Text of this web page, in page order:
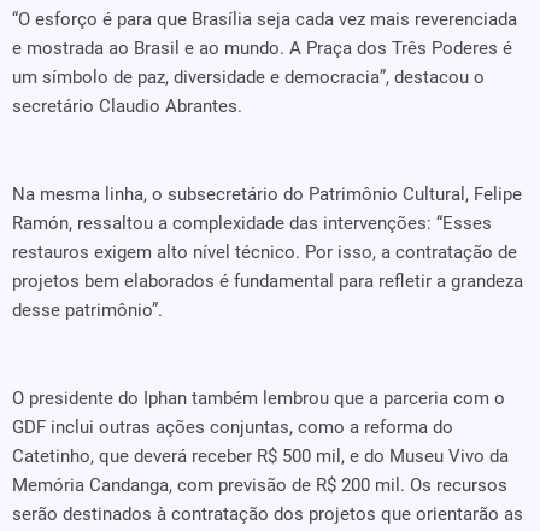
“O esforço é para que Brasília seja cada vez mais reverenciada
e mostrada ao Brasil e ao mundo. A Praça dos Três Poderes é
um símbolo de paz, diversidade e democracia”, destacou o
secretário Claudio Abrantes.
Na mesma linha, o subsecretário do Patrimônio Cultural, Felipe
Ramón, ressaltou a complexidade das intervenções: “Esses
restauros exigem alto nível técnico. Por isso, a contratação de
projetos bem elaborados é fundamental para refletir a grandeza
desse patrimônio”.
O presidente do Iphan também lembrou que a parceria com o
GDF inclui outras ações conjuntas, como a reforma do
Catetinho, que deverá receber R$ 500 mil, e do Museu Vivo da
Memória Candanga, com previsão de R$ 200 mil. Os recursos
serão destinados à contratação dos projetos que orientarão as